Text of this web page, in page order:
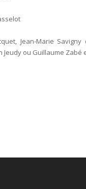
Jean-Marie
ou Guillaume Zabé